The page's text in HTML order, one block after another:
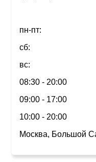
пн-пт:
сб:
вс:
08:30 - 20:00
09:00 - 17:00
10:00 - 20:00
Москва, Большой